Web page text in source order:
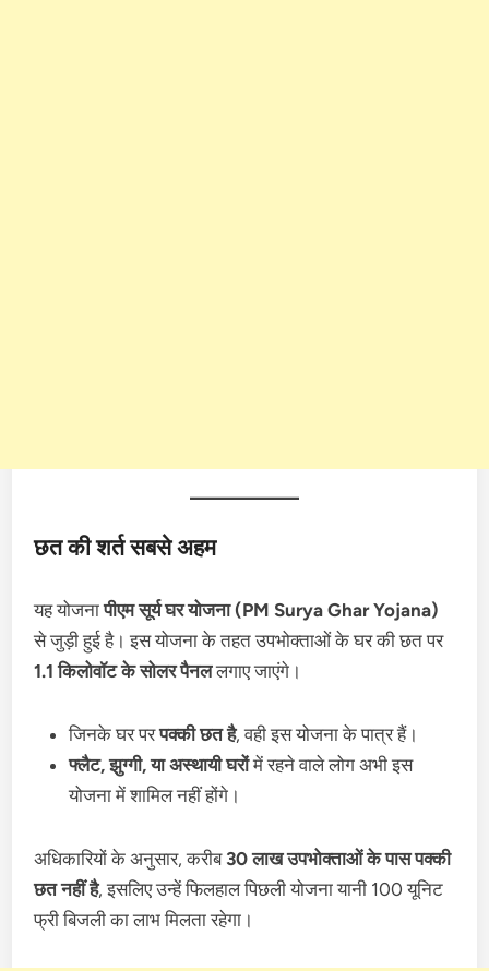
छत की शर्त सबसे अहम
यह योजनापीएम सूर्य घर योजना (PM Surya Ghar Yojana)
से जुड़ी हुई है। इस योजना के तहत उपभोक्ताओं के घर की छत पर
1.1 किलोवॉट के सोलर पैनललगाए जाएंगे।
जिनके घर परपक्की छत है, वही इस योजना के पात्र हैं।
फ्लैट, झुग्गी, या अस्थायी घरोंमें रहने वाले लोग अभी इस
योजना में शामिल नहीं होंगे।
अधिकारियों के अनुसार, करीब 30 लाख उपभोक्ताओं के पास पक्की
छत नहीं है, इसलिए उन्हें फिलहाल पिछली योजना यानी 100 यूनिट
फ्री बिजली का लाभ मिलता रहेगा।